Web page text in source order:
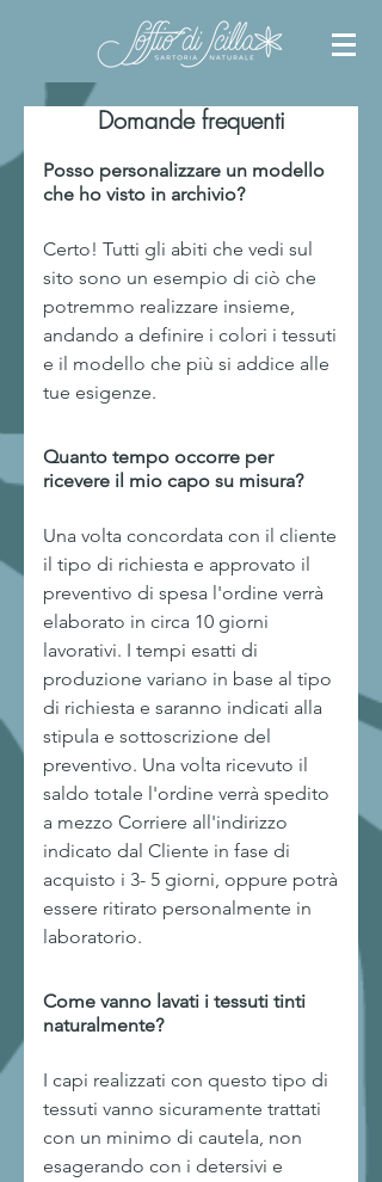
Domande frequenti
Posso personalizzare un modello
che ho visto in archivio?
Certo! Tutti gli abiti che vedi sul
sito sono un esempio di ciò che
potremmo realizzare insieme,
andando a definire i colori i tessuti
e il modello che più si addice alle
tue esigenze.
Quanto tempo occorre per
ricevere il mio capo su misura?
Una volta concordata con il cliente
il tipo di richiesta e approvato il
preventivo di spesa l'ordine verrà
elaborato in circa 10 giorni
lavorativi. I tempi esatti di
produzione variano in base al tipo
di richiesta e saranno indicati alla
stipula e sottoscrizione del
preventivo. Una volta ricevuto il
saldo totale l'ordine verrà spedito
a mezzo Corriere all'indirizzo
indicato dal Cliente in fase di
acquisto i 3- 5 giorni, oppure potrà
essere ritirato personalmente in
laboratorio.
Come vanno lavati i tessuti tinti
naturalmente?
I capi realizzati con questo tipo di
tessuti vanno sicuramente trattati
con un minimo di cautela, non
esagerando con i detersivi e